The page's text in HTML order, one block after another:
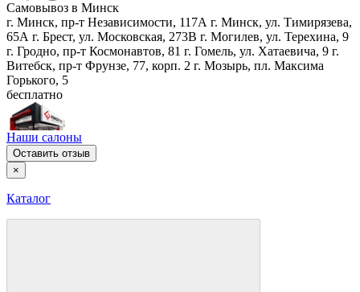
Самовывоз в Минск
г. Минск, пр-т Независимости, 117А г. Минск, ул. Тимирязева,
65А г. Брест, ул. Московская, 273В г. Могилев, ул. Терехина, 9
г. Гродно, пр-т Космонавтов, 81 г. Гомель, ул. Хатаевича, 9 г.
Витебск, пр-т Фрунзе, 77, корп. 2 г. Мозырь, пл. Максима
Горького, 5
бесплатно
Наши салоны
Оставить отзыв
×
Каталог